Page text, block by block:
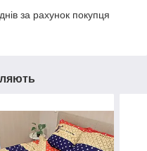
за рахунок покупця